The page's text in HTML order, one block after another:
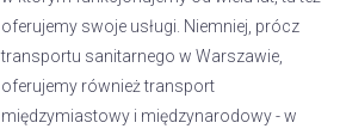
oferujemy swoje usługi. Niemniej, prócz
transportu sanitarnego w Warszawie,
oferujemy również transport
międzymiastowy i międzynarodowy - w